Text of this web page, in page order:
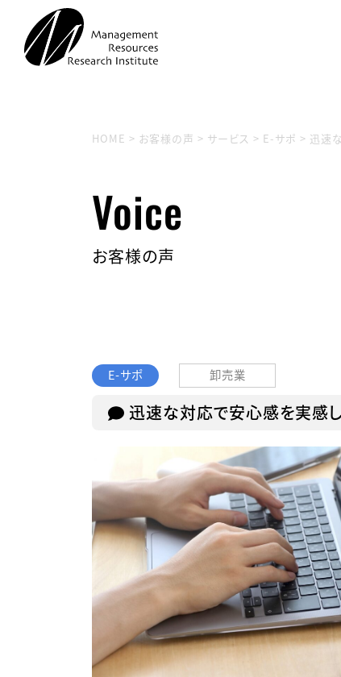
HOME > お客様の声 > サービス > E-サポ > 迅速
Voice
お客様の声
E-サポ 卸売業
迅速な対応で安心感を実感し